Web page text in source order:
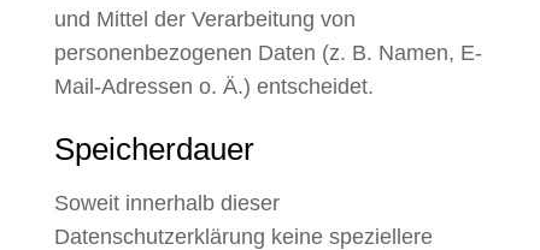
und Mittel der Verarbeitung von
personenbezogenen Daten (z. B. Namen, E-
Mail-Adressen o. Ä.) entscheidet.
Speicherdauer
Soweit innerhalb dieser
Datenschutzerklärung keine speziellere